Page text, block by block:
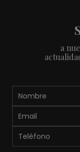
a